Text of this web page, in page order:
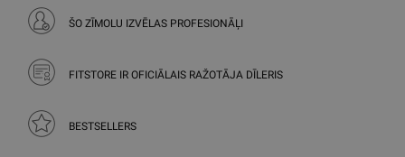
ŠO ZĪMOLU IZVĒLAS PROFESIONĀĻI
FITSTORE IR OFICIĀLAIS RAŽOTĀJA DĪLERIS
BESTSELLERS